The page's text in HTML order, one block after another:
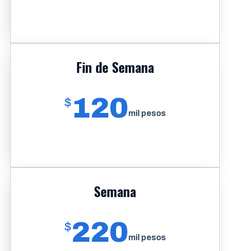
Fin de Semana
$ 120mil pesos
Semana
$220mil pesos